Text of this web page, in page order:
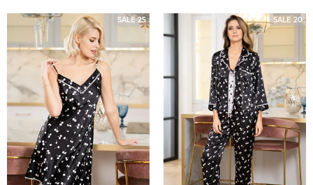
SALE 25 SALE 20